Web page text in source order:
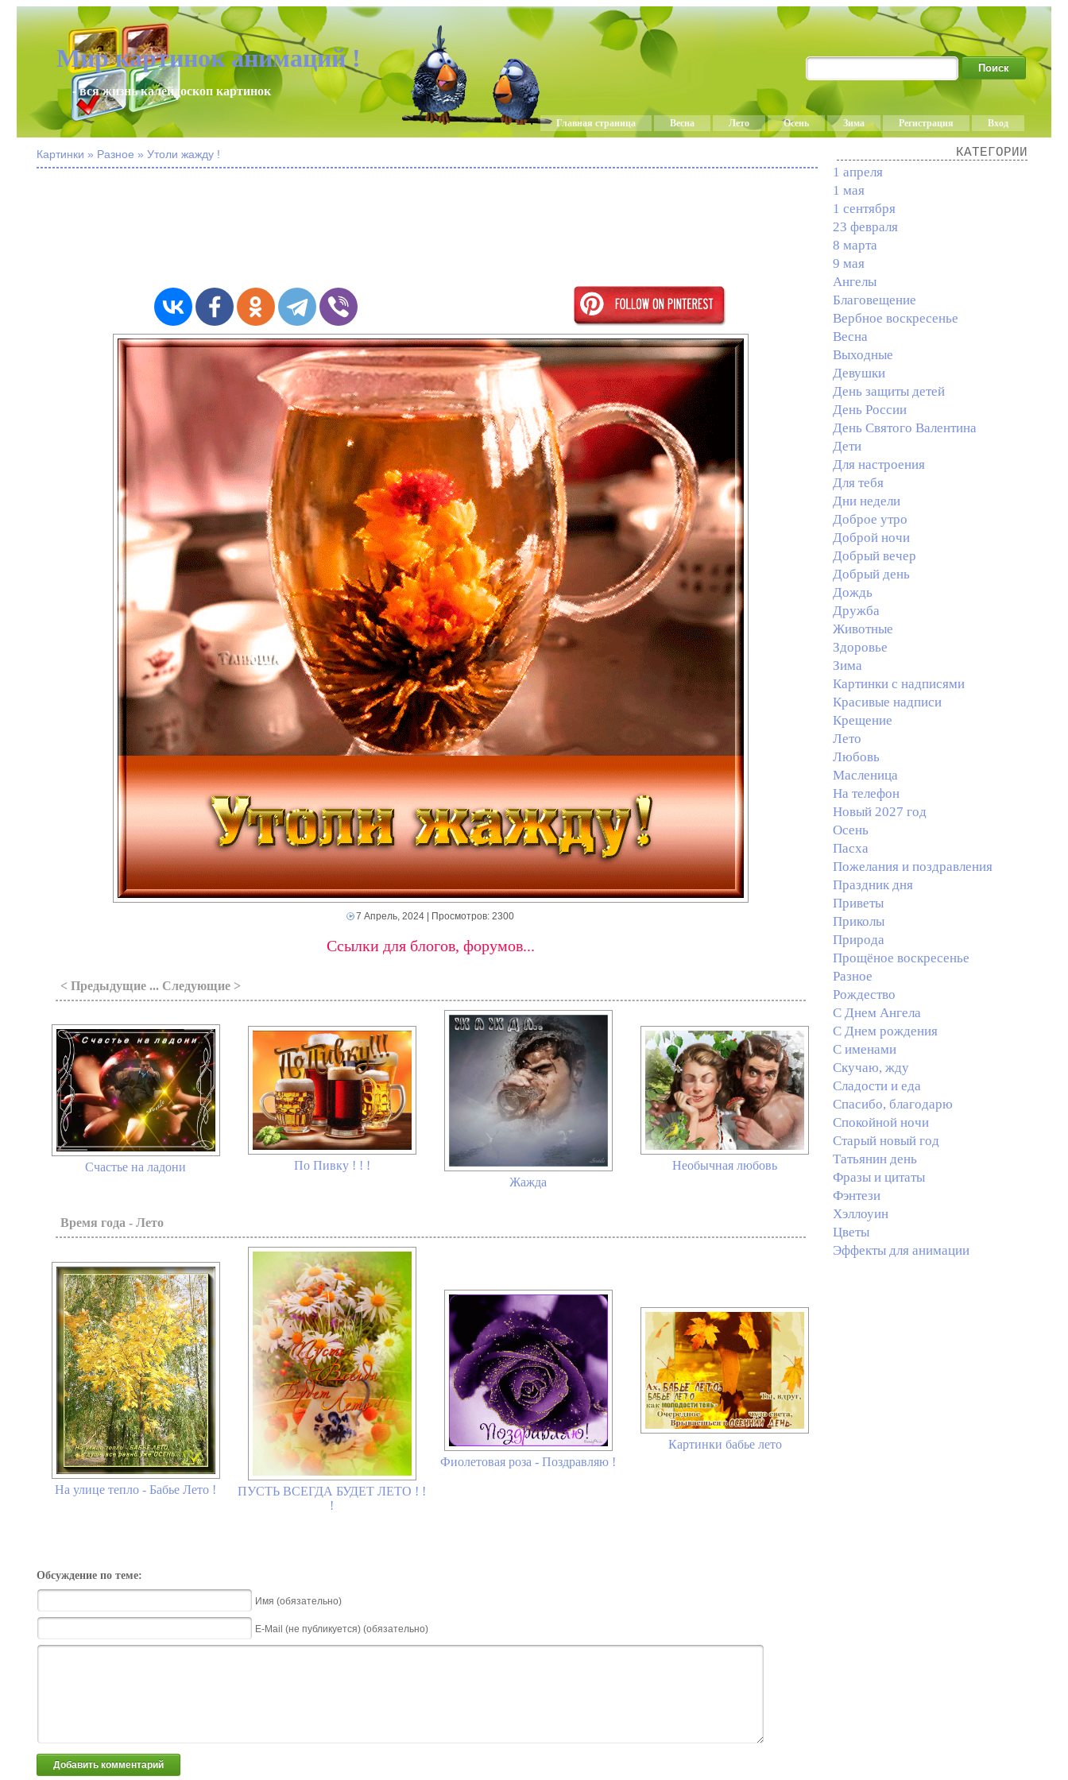
Мир картинок анимаций !
- вся жизнь калейдоскоп картинок
Главная страница Весна Лето Осень Зима Регистрация Вход
Картинки » Разное » Утоли жажду !
7 Апрель, 2024 | Просмотров: 2300
Ссылки для блогов, форумов...
< Предыдущие ... Следующие >
Счастье на ладони
По Пивку ! ! !
Жажда
Необычная любовь
Время года - Лето
На улице тепло - Бабье Лето !
ПУСТЬ ВСЕГДА БУДЕТ ЛЕТО ! !
!
Фиолетовая роза - Поздравляю !
Картинки бабье лето
Обсуждение по теме:
Имя (обязательно)
E-Mail (не публикуется) (обязательно)
КАТЕГОРИИ
1 апреля
1 мая
1 сентября
23 февраля
8 марта
9 мая
Ангелы
Благовещение
Вербное воскресенье
Весна
Выходные
Девушки
День защиты детей
День России
День Святого Валентина
Дети
Для настроения
Для тебя
Дни недели
Доброе утро
Доброй ночи
Добрый вечер
Добрый день
Дождь
Дружба
Животные
Здоровье
Зима
Картинки с надписями
Красивые надписи
Крещение
Лето
Любовь
Масленица
На телефон
Новый 2027 год
Осень
Пасха
Пожелания и поздравления
Праздник дня
Приветы
Приколы
Природа
Прощёное воскресенье
Разное
Рождество
С Днем Ангела
С Днем рождения
С именами
Скучаю, жду
Сладости и еда
Спасибо, благодарю
Спокойной ночи
Старый новый год
Татьянин день
Фразы и цитаты
Фэнтези
Хэллоуин
Цветы
Эффекты для анимации